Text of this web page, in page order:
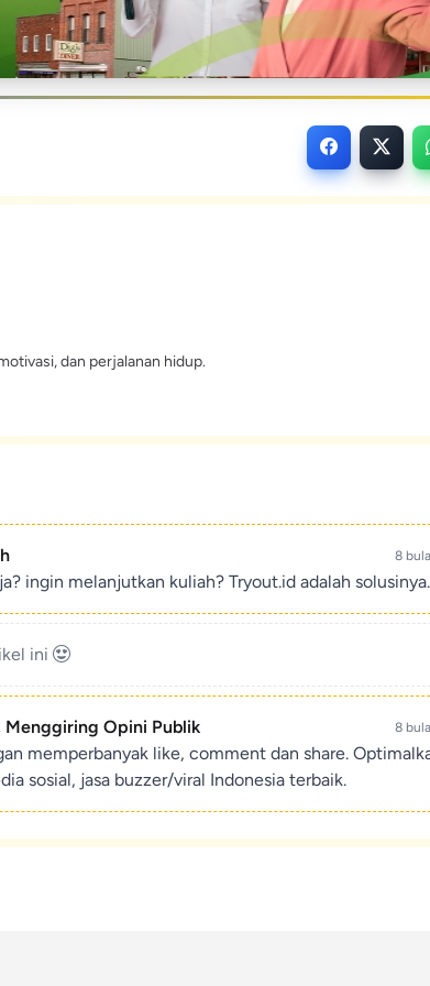
dan perjalanan hidup.
8
ingin melanjutkan kuliah? Tryout.id adalah solusinya.
ini
Menggiring Opini Publik 8
memperbanyak like, comment dan share.
sosial, jasa buzzer/viral Indonesia terbaik.